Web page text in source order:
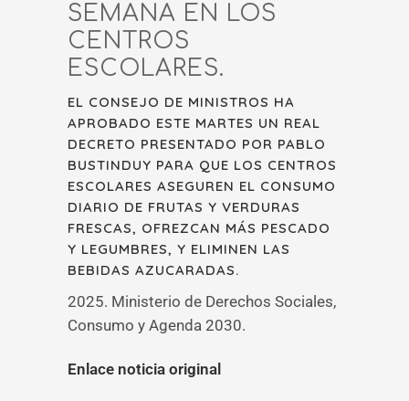
SEMANA EN LOS
CENTROS
ESCOLARES.
EL CONSEJO DE MINISTROS HA
APROBADO ESTE MARTES UN REAL
DECRETO PRESENTADO POR PABLO
BUSTINDUY PARA QUE LOS CENTROS
ESCOLARES ASEGUREN EL CONSUMO
DIARIO DE FRUTAS Y VERDURAS
FRESCAS, OFREZCAN MÁS PESCADO
Y LEGUMBRES, Y ELIMINEN LAS
BEBIDAS AZUCARADAS.
2025. Ministerio de Derechos Sociales,
Consumo y Agenda 2030.
Enlace noticia original